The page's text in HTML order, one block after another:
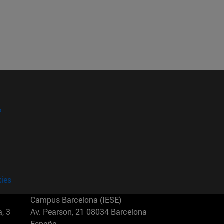
3
Campus Barcelona (IESE)
Av. Pearson, 21 08034 Barcelona